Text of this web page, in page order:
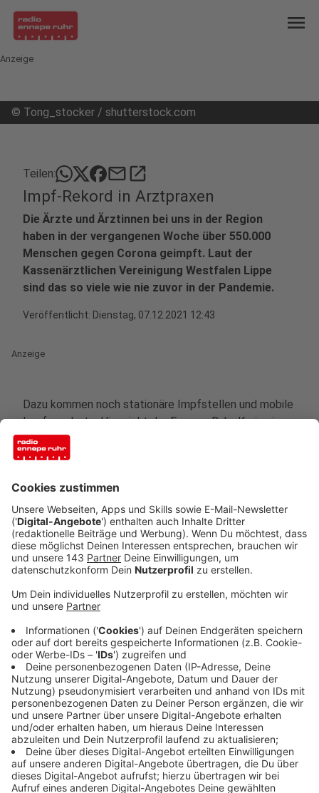
menu
Anzeige
© Tong_stocker / shutterstock.com
Teilen: mailopen_in_new
Impf-Rekord in Arztpraxen
Die Ärzte und Ärztinnen bei uns in der Region
haben in der vergangenen Woche über 550.000
Menschen gegen Corona geimpft. Laut der
Kassenärztlichen Vereinigung Westfalen Lippe
sind das so viele wie nie zuvor in der Pandemie.
Veröffentlicht: Dienstag, 07.12.2021 12:43
Anzeige
Dazu kommen noch stationäre Impfstellen und mobile
Impfangebote. Hier zieht der Ennepe-Ruhr-Kreis eine
ziemlich positive Bilanz. Allein am Wochenende haben
sich mehr als 1.300 Menschen impfen lassen. Jede
80 Prozent Booster-Impfungen. Die meisten
Menschen bei uns im Kreis haben sich am Samstag und
Sonntag in der Impfstelle in Ennepetal impfen lassen,
aber auch zum Impfbus in Breckerfeld und zur
Premiere der Impfstelle in Sprockhövel kamen
mehrere hundert Menschen.
Anzeige
Übersicht der Impfangebote im Ennepe-
Ruhr-Kreis
Anzeige
Täglich geöffnete stationäre Impfstelle